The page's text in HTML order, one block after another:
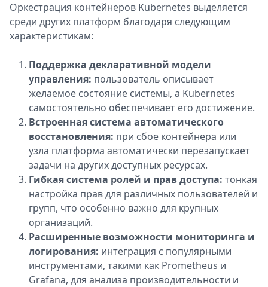
Оркестрация контейнеров Kubernetes выделяется
среди других платформ благодаря следующим
характеристикам:
Поддержка декларативной модели
управления: пользователь описывает
желаемое состояние системы, а Kubernetes
самостоятельно обеспечивает его достижение.
Встроенная система автоматического
восстановления: при сбое контейнера или
узла платформа автоматически перезапускает
задачи на других доступных ресурсах.
Гибкая система ролей и прав доступа: тонкая
настройка прав для различных пользователей и
групп, что особенно важно для крупных
организаций.
Расширенные возможности мониторинга и
логирования: интеграция с популярными
инструментами, такими как Prometheus и
Grafana, для анализа производительности и